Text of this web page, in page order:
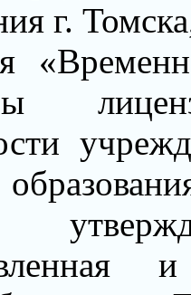
г. Томска